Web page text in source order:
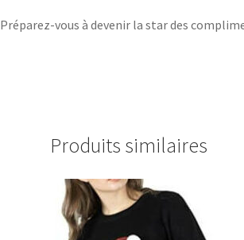
Préparez-vous à devenir la star des
Produits similaires